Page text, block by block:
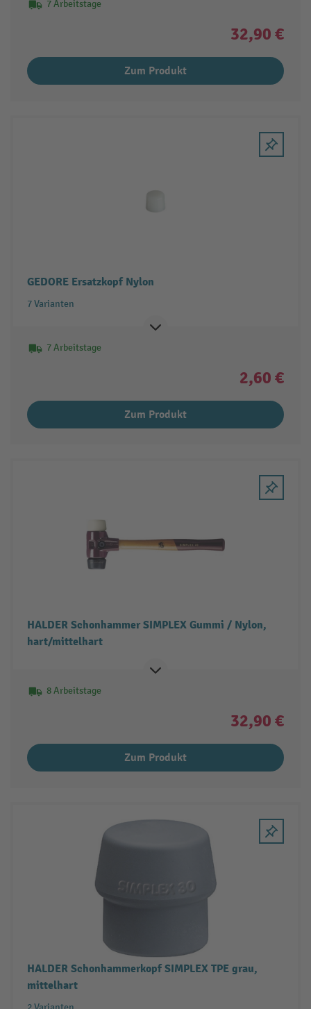
7 Arbeitstage
32,90 €
Zum Produkt
GEDORE Ersatzkopf Nylon
7 Varianten
7 Arbeitstage
2,60 €
Zum Produkt
HALDER Schonhammer SIMPLEX Gummi / Nylon,
hart/mittelhart
8 Arbeitstage
32,90 €
Zum Produkt
HALDER Schonhammerkopf SIMPLEX TPE grau,
mittelhart